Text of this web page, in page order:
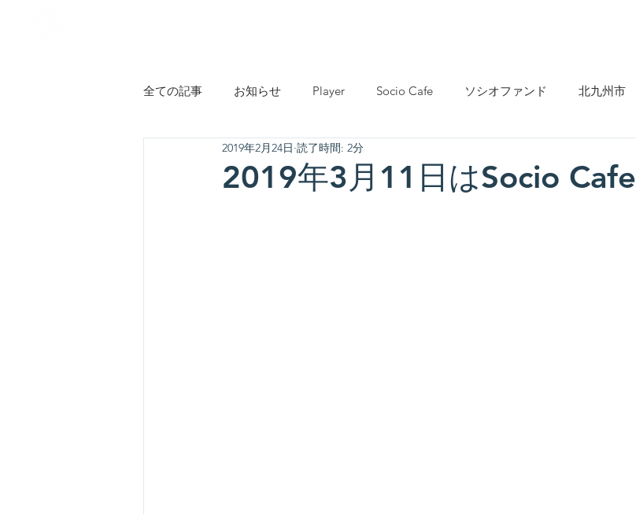
全ての記事 お知らせ Player Socio Cafe ソシオファンド 北九州市
子ども・若者・教育 市民活動
2019年3月11日はSocio Cafe
2019年2月24日 読了時間: 2分